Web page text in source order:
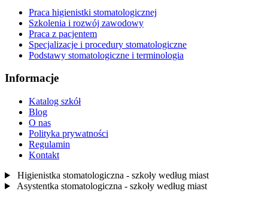
Praca higienistki stomatologicznej
Szkolenia i rozwój zawodowy
Praca z pacjentem
Specjalizacje i procedury stomatologiczne
Podstawy stomatologiczne i terminologia
Informacje
Katalog szkół
Blog
O nas
Polityka prywatności
Regulamin
Kontakt
Higienistka stomatologiczna - szkoły według miast
Asystentka stomatologiczna - szkoły według miast